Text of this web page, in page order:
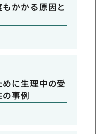
かかる原因と
に生理中の受
事例